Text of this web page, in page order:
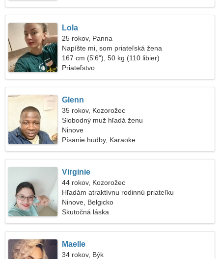
Lola
25 rokov, Panna
Napíšte mi, som priateľská žena
167 cm (5'6"), 50 kg (110 libier)
Priateľstvo
Glenn
35 rokov, Kozorožec
Slobodný muž hľadá ženu
Ninove
Písanie hudby, Karaoke
Virginie
44 rokov, Kozorožec
Hľadám atraktívnu rodinnú priateľku
Ninove, Belgicko
Skutočná láska
Maelle
34 rokov, Býk